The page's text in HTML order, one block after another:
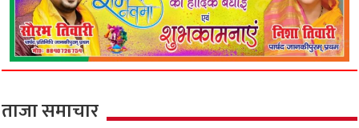
ताजा समाचार